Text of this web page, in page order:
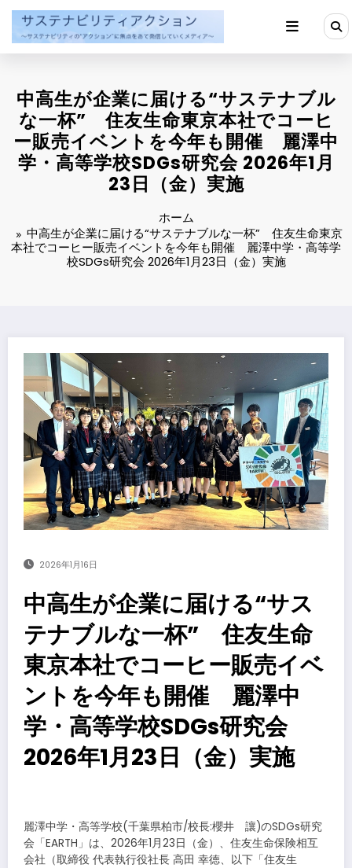
ン
中高生が企業に届ける“サステナブル
な一杯” 住友生命東京本社でコーヒ
ー販売イベントを今年も開催 麗澤中
学・高等学校SDGs研究会 2026年1月
23日（金）実施
ホーム
中高生が企業に届ける“サステナブルな一杯” 住友生命東京
本社でコーヒー販売イベントを今年も開催 麗澤中学・高等学
校SDGs研究会 2026年1月23日（金）実施
2026年1月16日
中高生が企業に届ける“サス
テナブルな一杯” 住友生命
東京本社でコーヒー販売イベ
ントを今年も開催 麗澤中
学・高等学校SDGs研究会
2026年1月23日（金）実施
麗澤中学・高等学校(千葉県柏市/校長:櫻井 讓)のSDGs研究
会「EARTH」は、2026年1月23日（金）、住友生命保険相互
会社（取締役 代表執行役社長 高田 幸徳、以下「住友生